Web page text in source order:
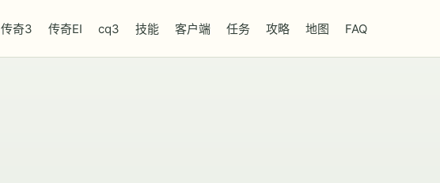
传奇3 传奇EI cq3 技能 客户端 任务 攻略 地图 FAQ